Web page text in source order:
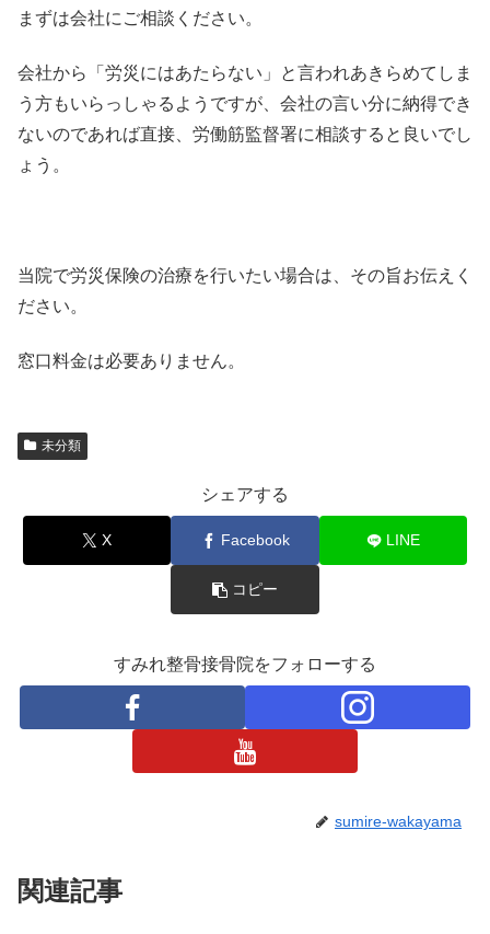
まずは会社にご相談ください。
会社から「労災にはあたらない」と言われあきらめてしま
う方もいらっしゃるようですが、会社の言い分に納得でき
ないのであれば直接、労働筋監督署に相談すると良いでし
ょう。
当院で労災保険の治療を行いたい場合は、その旨お伝えく
ださい。
窓口料金は必要ありません。
未分類
シェアする
X Facebook LINE
コピー
すみれ整骨接骨院をフォローする
sumire-wakayama
関連記事